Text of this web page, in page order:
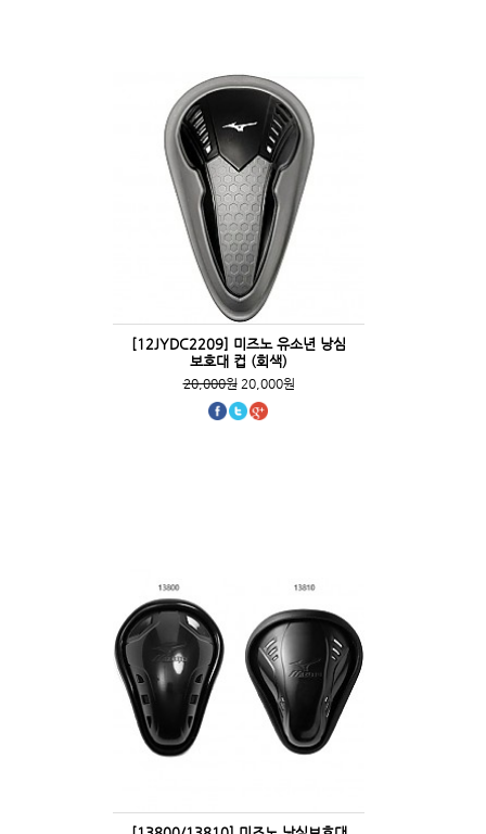
[12JYDC2209] 미즈노 유소년 낭심
보호대 컵 (회색)
20,000원20,000원